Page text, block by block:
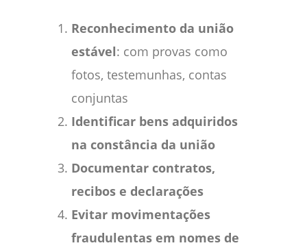
Reconhecimento da união
estável: com provas como
fotos, testemunhas, contas
conjuntas
Identificar bens adquiridos
na constância da união
Documentar contratos,
recibos e declarações
Evitar movimentações
fraudulentas em nomes de